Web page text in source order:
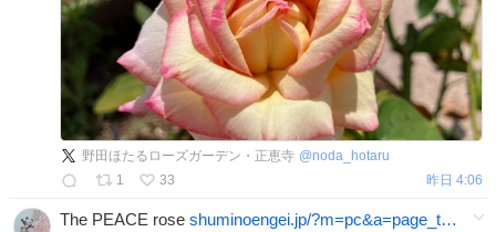
野田ほたるローズガーデン・正恵寺 @noda_hotaru
1
33 昨日 4:06
The PEACE rose shuminoengei.jp/?m=pc&a=page_t…